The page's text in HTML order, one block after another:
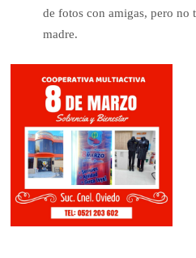
de fotos con amigas, pero no
madre.